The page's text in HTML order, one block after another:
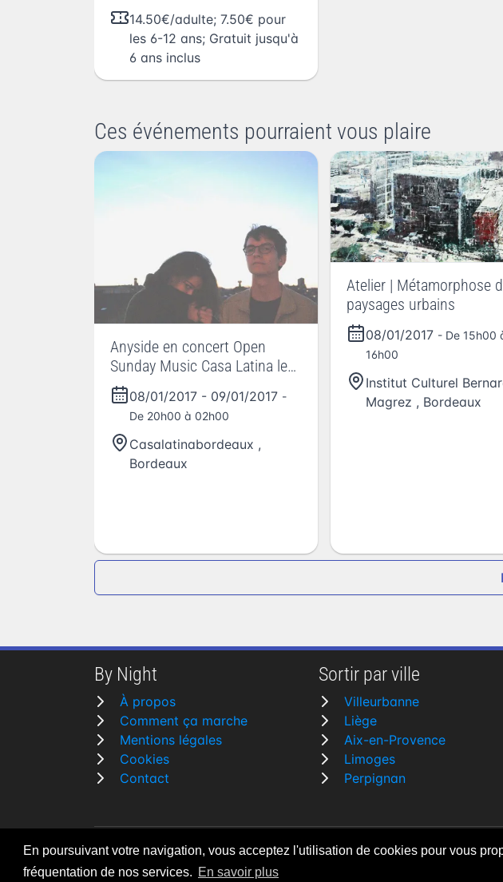
En poursuivant votre navigation, vous acceptez l'utilisation de cookies pour vous
fréquentation de nos services. En savoir plus
14.50€/adulte; 7.50€ pour
les 6-12 ans; Gratuit jusqu'à
6 ans inclus
Ces événements pourraient vous plaire
Anyside en concert Open
Sunday Music Casa Latina le
dimanche 8 D
08/01/2017 - 09/01/2017 -
De 20h00 à 02h00
Casalatinabordeaux ,
Bordeaux
Atelier | Métamorphose
paysages urbains
08/01/2017 - De 15h00
16h00
Institut Culturel
Magrez , Bordeaux
By Night
À propos
Comment ça marche
Mentions légales
Cookies
Contact
Sortir par ville
Villeurbanne
Liège
Aix-en-Provence
Limoges
Perpignan
By Night v5.7.3 | © 2026 - Tous droits réservés